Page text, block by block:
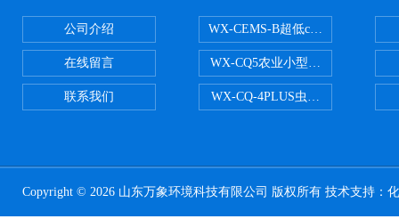
公司介绍
在线留言
联系我们
WX-CEMS-B超低cems烟气监测系
WX-CQ5农业小型气象站
WX-CQ-4PLUS虫情测报灯
Copyright © 2026 山东万象环境科技有限公司 版权所有 技术支持：